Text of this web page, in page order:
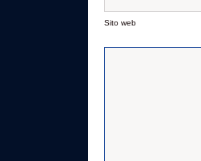
Sito web